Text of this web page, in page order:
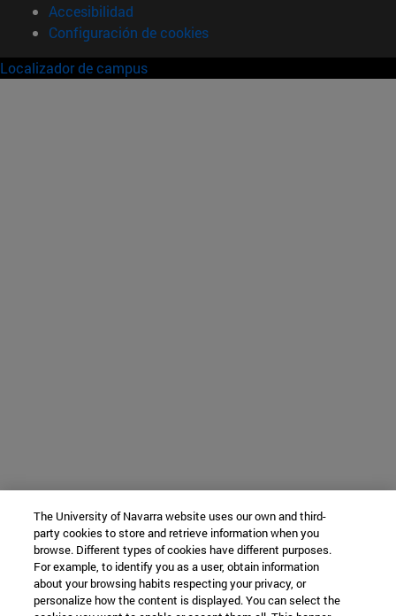
Accesibilidad
Configuración de cookies
Localizador de campus
The University of Navarra website uses our own and third-
party cookies to store and retrieve information when you
browse. Different types of cookies have different purposes.
For example, to identify you as a user, obtain information
about your browsing habits respecting your privacy, or
personalize how the content is displayed. You can select the